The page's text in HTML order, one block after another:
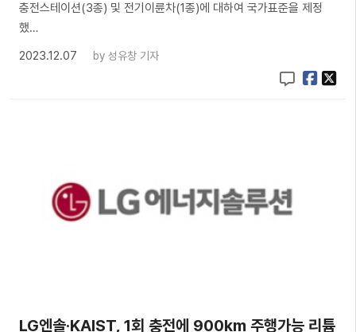
충전스테이션(3종) 및 전기이륜차(1종)에 대하여 국가표준을 제정
했…
2023.12.07
by 성유창 기자
LG엔솔·KAIST, 1회 충전에 900km 주행가능 리튬